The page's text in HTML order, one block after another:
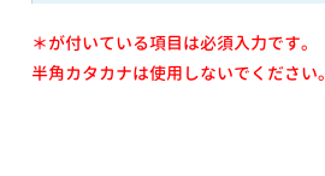
＊が付いている項目は必須入力です。
半角カタカナは使用しないでください。